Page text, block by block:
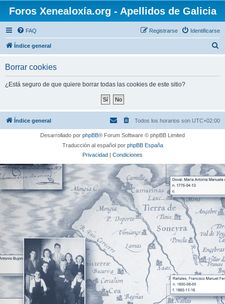
Foros Xenealoxía.org - Apellidos de Galicia
FAQ Identificarse
Registrarse
Índice general
Borrar cookies
¿Está seguro de que quiere borrar todas las cookies de este sitio?
Índice general Todos los horarios son UTC+02:00
Desarrollado por phpBB® Forum Software © phpBB Limited
Traducción al español por phpBB España
Privacidad | Condiciones